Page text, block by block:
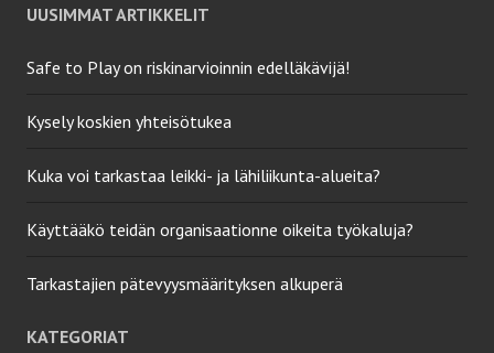
UUSIMMAT ARTIKKELIT
Safe to Play on riskinarvioinnin edelläkävijä!
Kysely koskien yhteisötukea
Kuka voi tarkastaa leikki- ja lähiliikunta-alueita?
Käyttääkö teidän organisaationne oikeita työkaluja?
Tarkastajien pätevyysmäärityksen alkuperä
KATEGORIAT